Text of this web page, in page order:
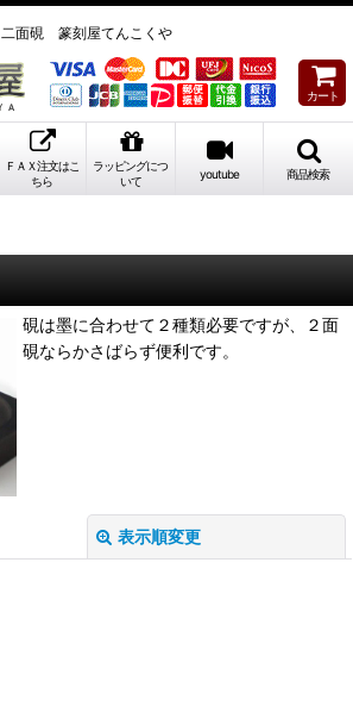
二面硯 篆刻屋てんこくや
カート
ＦＡＸ注文はこ
ちら
ラッピングにつ
いて
youtube 商品検索
硯は墨に合わせて２種類必要ですが、２面
硯ならかさばらず便利です。
表示順変更